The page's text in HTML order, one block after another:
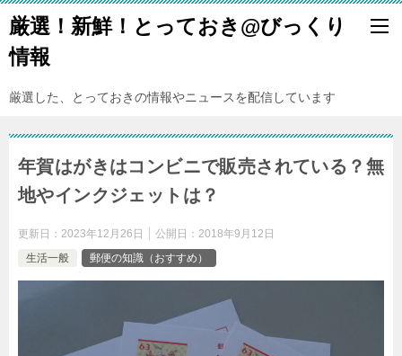
厳選！新鮮！とっておき@びっくり
情報
厳選した、とっておきの情報やニュースを配信しています
年賀はがきはコンビニで販売されている？無
地やインクジェットは？
更新日： 2023年12月26日 公開日： 2018年9月12日
生活一般
郵便の知識（おすすめ）